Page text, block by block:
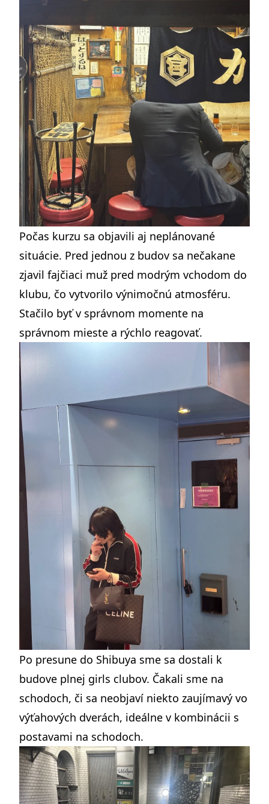
Počas kurzu sa objavili aj neplánované
situácie. Pred jednou z budov sa nečakane
zjavil fajčiaci muž pred modrým vchodom do
klubu, čo vytvorilo výnimočnú atmosféru.
Stačilo byť v správnom momente na
správnom mieste a rýchlo reagovať.
Po presune do Shibuya sme sa dostali k
budove plnej girls clubov. Čakali sme na
schodoch, či sa neobjaví niekto zaujímavý vo
výťahových dverách, ideálne v kombinácii s
postavami na schodoch.